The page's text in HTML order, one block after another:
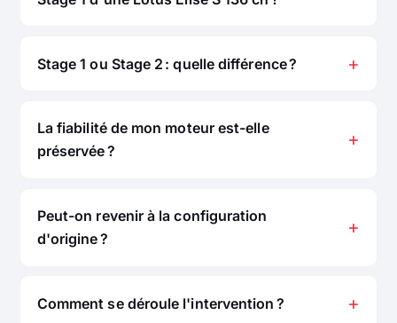
Stage 1 ou Stage 2 : quelle différence ?
La fiabilité de mon moteur est-elle
préservée ?
Peut-on revenir à la configuration
d'origine ?
Comment se déroule l'intervention ?